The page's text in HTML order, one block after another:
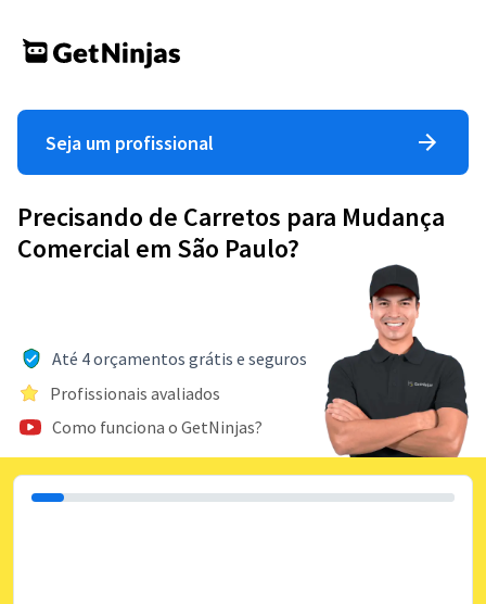
Seja um profissional
Precisando de Carretos para Mudança
Comercial em São Paulo?
Até 4 orçamentos grátis e seguros
Profissionais avaliados
Como funciona o GetNinjas?